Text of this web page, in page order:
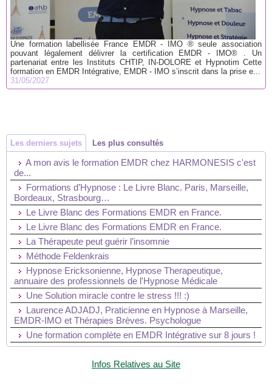
Une formation labellisée France EMDR - IMO ® seule association
pouvant légalement délivrer la certification EMDR - IMO® . Un
partenariat entre les Instituts CHTIP, IN-DOLORE et Hypnotim Cette
formation en EMDR Intégrative, EMDR - IMO s’inscrit dans la prise e...
31/05/2027
Les derniers sujets Les plus consultés
A mon avis le formation EMDR chez HARMONESIS c'est
de...
Formations d’Hypnose : Le Livre Blanc. Paris, Marseille,
Bordeaux, Strasbourg…
Le Livre Blanc des Formations EMDR en France.
Le Livre Blanc des Formations EMDR en France.
La Thérapeute peut guérir l’insomnie
Méthode Feldenkrais
Hypnose Ericksonienne, Hypnose Therapeutique,
annuaire des professionnels de l'Hypnose Médicale
Une Solution miracle contre le stress !!! :)
Laurence ADJADJ, Praticienne en Hypnose à Marseille,
EMDR-IMO et Thérapies Brèves. Psychologue
Une formation complète en EMDR Intégrative sur 8 jours !
Infos Relatives au Site